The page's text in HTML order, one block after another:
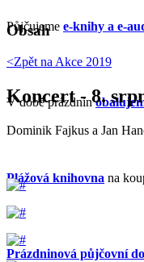
Půjčujeme e-knihy a e-
V době prázdnin
Plážová knihovna na
Prázdninová půjčovní
Obsah
<Zpět na Akce 2019
Koncert - 8.
Dominik Fajkus a Jan